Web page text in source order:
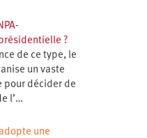
?
de ce type, le
un vaste
pour décider de
l’…
une